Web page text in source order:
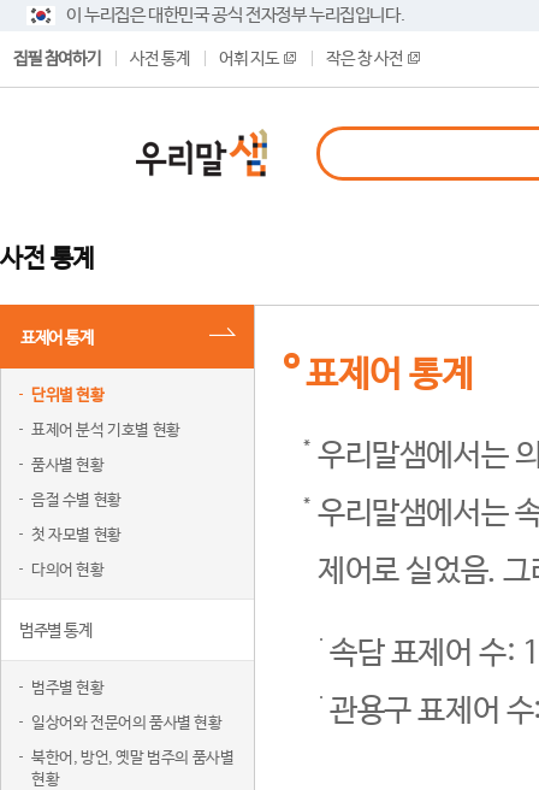
이 누리집은 대한민국 공식 전자정부 누리집입니다.
집필 참여하기 사전 통계 어휘 지도 작은 창 사전
사전 통계
표제어 통계
단위별 현황
표제어 분석 기호별 현황
품사별 현황
음절 수별 현황
첫 자모별 현황
다의어 현황
범주별 통계
범주별 현황
일상어와 전문어의 품사별 현황
북한어, 방언, 옛말 범주의 품사별
현황
표제어 통계
우리말샘에서는
우리말샘에서는
제어로 실었음.
속담 표제어 수:
관용구 표제어